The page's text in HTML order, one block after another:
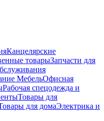
Канцелярские
товарыЗапчасти для
МебельОфисная
Рабочая спецодежда и
Товары для
для домаЭлектрика и